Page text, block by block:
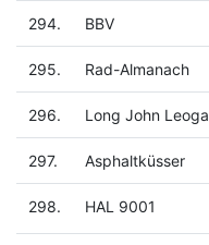
294. BBV
295. Rad-Almanach
296. Long John
297. Asphaltküsser
298. HAL 9001